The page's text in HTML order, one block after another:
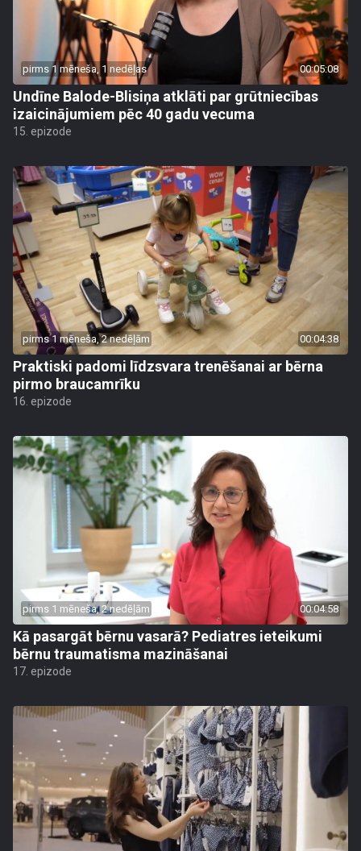
pirms 1 mēneša, 1 nedēļas 00:05:08
Undīne Balode-Blisiņa atklāti par grūtniecības
izaicinājumiem pēc 40 gadu vecuma
15. epizode
pirms 1 mēneša, 2 nedēļām 00:04:38
Praktiski padomi līdzsvara trenēšanai ar bērna
pirmo braucamrīku
16. epizode
pirms 1 mēneša, 2 nedēļām 00:04:58
Kā pasargāt bērnu vasarā? Pediatres ieteikumi
bērnu traumatisma mazināšanai
17. epizode